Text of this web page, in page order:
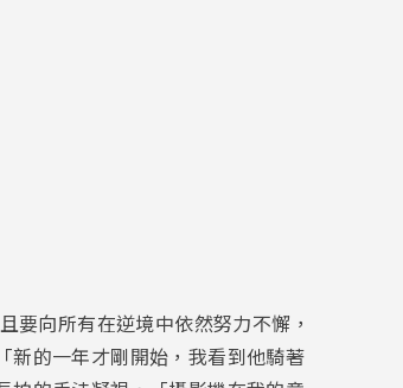
要向所有在逆境中依然努力不懈，
新的一年才剛開始，我看到他騎著